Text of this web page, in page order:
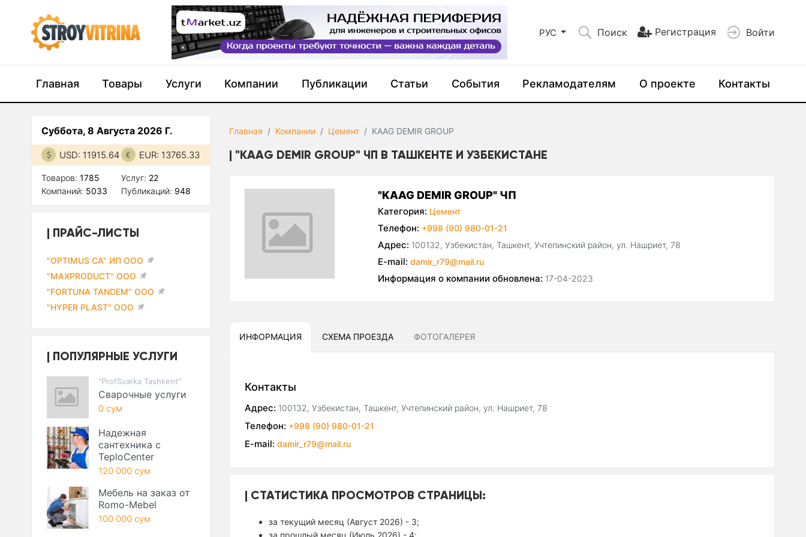
РУС Поиск Регистрация Войти
Главная Товары Услуги Компании Публикации Статьи События Рекламодателям О проекте Контакты
Главная Компании Цемент KAAG DEMIR GROUP
"KAAG DEMIR GROUP" ЧП В ТАШКЕНТЕ И УЗБЕКИСТАНЕ
"KAAG DEMIR GROUP" ЧП
Категория: Цемент
Телефон: +998 (90) 980-01-21
Адрес: 100132, Узбекистан, Ташкент, Учтепинский район, ул. Нашриет, 78
E-mail: damir_r79@mail.ru
Информация о компании обновлена: 17-04-2023
ИНФОРМАЦИЯ СХЕМА ПРОЕЗДА ФОТОГАЛЕРЕЯ
Контакты
Адрес: 100132, Узбекистан, Ташкент, Учтепинский район, ул. Нашриет, 78
Телефон: +998 (90) 980-01-21
E-mail: damir_r79@mail.ru
СТАТИСТИКА ПРОСМОТРОВ СТРАНИЦЫ:
за текущий месяц (Август 2026) - 3;
за прошлый месяц (Июль 2026) - 4;
Суббота, 8 Августа 2026 Г.
USD: 11915.64 EUR: 13765.33
Товаров: 1785
Компаний: 5033
Услуг: 22
Публикаций: 948
ПРАЙС-ЛИСТЫ
"OPTIMUS CA" ИП ООО
"MAXPRODUCT" ООО
"FORTUNA TANDEM" ООО
"HYPER PLAST" ООО
ПОПУЛЯРНЫЕ УСЛУГИ
"ProfSvarka Tashkent"
Сварочные услуги
0 сум
Надежная
сантехника с
TeploCenter
120 000 сум
Мебель на заказ от
Romo-Mebel
100 000 сум